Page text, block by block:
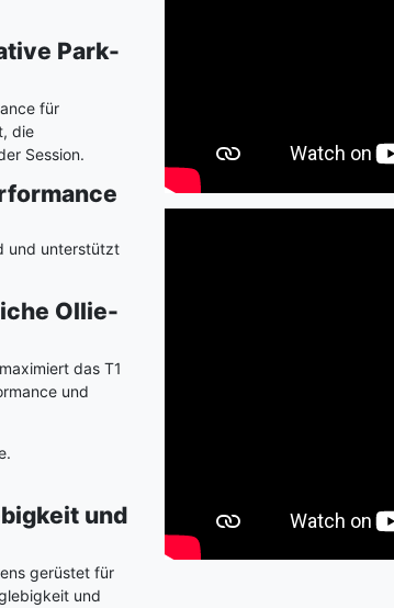
Park-
für
die
Session.
und unterstützt
Ollie-
das T1
und
und
gerüstet für
und